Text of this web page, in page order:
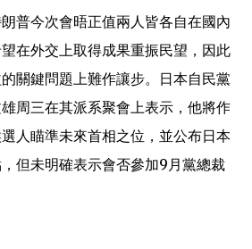
普今次會晤正值兩人皆各自在國內
在外交上取得成果重振民望，因此
關鍵問題上難作讓步。日本自民黨
周三在其派系聚會上表示，他將作
人瞄準未來首相之位，並公布日本
但未明確表示會否參加9月黨總裁